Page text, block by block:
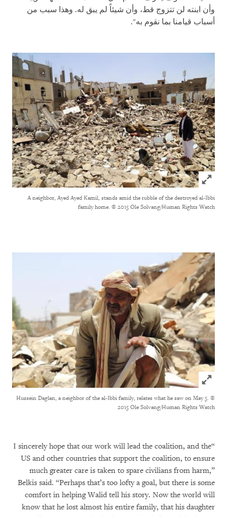
وأن ابنته لن تتزوج قط، وأن شيئاً لم يبق له. وهذا سبب من
أسباب قيامنا بما نقوم به".
Click to expand Image
A neighbor, Ayed Ayed Kamil, stands amid the rubble of the destroyed al-Ibbi
family home. © 2015 Ole Solvang/Human Rights Watch
Click to expand Image
Hussein Daglan, a neighbor of the al-Ibbi family, relates what he saw on May 5. ©
2015 Ole Solvang/Human Rights Watch
“I sincerely hope that our work will lead the coalition, and the
US and other countries that support the coalition, to ensure
much greater care is taken to spare civilians from harm,”
Belkis said. “Perhaps that’s too lofty a goal, but there is some
comfort in helping Walid tell his story. Now the world will
know that he lost almost his entire family, that his daughter